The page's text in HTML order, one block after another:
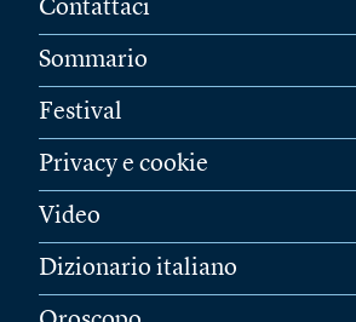
Contattaci
Sommario
Festival
Privacy e cookie
Video
Dizionario italiano